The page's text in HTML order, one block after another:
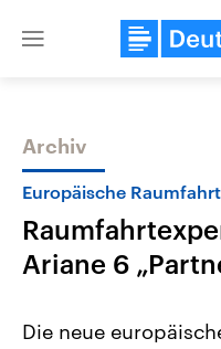
Close
Themen
Archiv
Europäische Raumfahrt
Ariane 6
Die neue